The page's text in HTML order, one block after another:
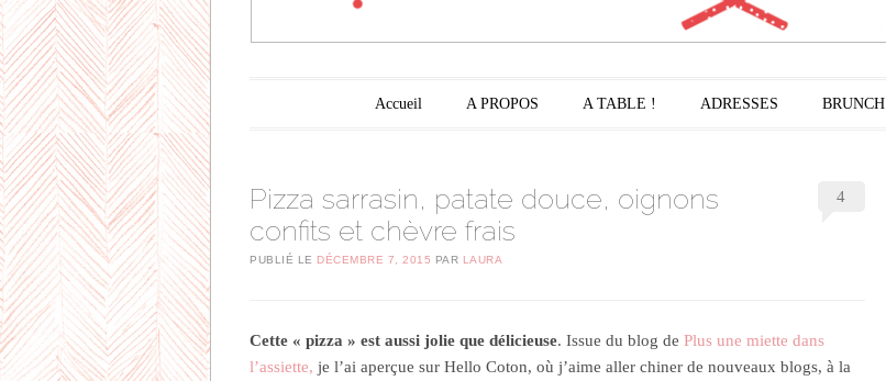
Menu principal
Aller au contenu principal
Accueil A PROPOS A TABLE ! ADRESSES BRUNCH
Pizza sarrasin, patate douce, oignons
confits et chèvre frais
PUBLIÉ LE DÉCEMBRE 7, 2015 PAR LAURA
4
Cette « pizza » est aussi jolie que délicieuse. Issue du blog de Plus une miette dans
l’assiette, je l’ai aperçue sur Hello Coton, où j’aime aller chiner de nouveaux blogs, à la